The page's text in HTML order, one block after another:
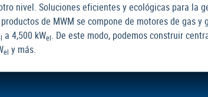
nivel. Soluciones eficientes y ecológicas para la
de MWM se compone de motores de gas
a 4,500 kWel. De este modo, podemos construir
el y más.